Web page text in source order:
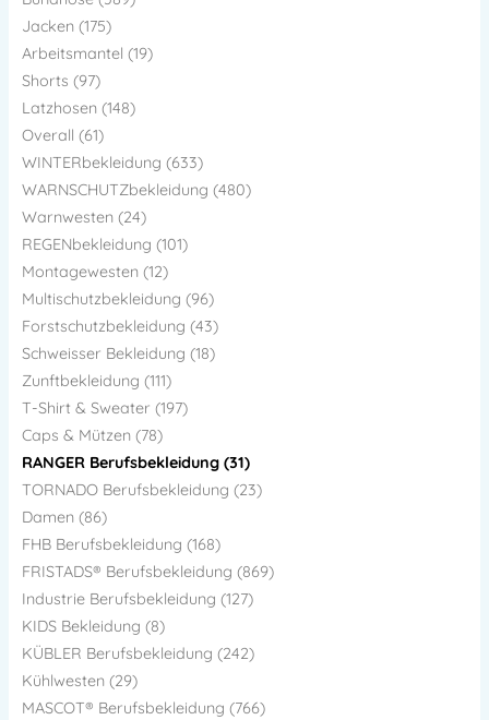
Jacken (175)
Arbeitsmantel (19)
Shorts (97)
Latzhosen (148)
Overall (61)
WINTERbekleidung (633)
WARNSCHUTZbekleidung (480)
Warnwesten (24)
REGENbekleidung (101)
Montagewesten (12)
Multischutzbekleidung (96)
Forstschutzbekleidung (43)
Schweisser Bekleidung (18)
Zunftbekleidung (111)
T-Shirt & Sweater (197)
Caps & Mützen (78)
RANGER Berufsbekleidung (31)
TORNADO Berufsbekleidung (23)
Damen (86)
FHB Berufsbekleidung (168)
FRISTADS® Berufsbekleidung (869)
Industrie Berufsbekleidung (127)
KIDS Bekleidung (8)
KÜBLER Berufsbekleidung (242)
Kühlwesten (29)
MASCOT® Berufsbekleidung (766)